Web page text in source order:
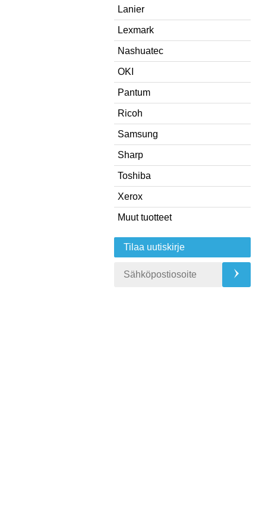
Lanier
Lexmark
Nashuatec
OKI
Pantum
Ricoh
Samsung
Sharp
Toshiba
Xerox
Muut tuotteet
Tilaa uutiskirje